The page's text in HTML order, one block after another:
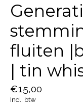
fluiten
| tin
€15,00
Incl. btw